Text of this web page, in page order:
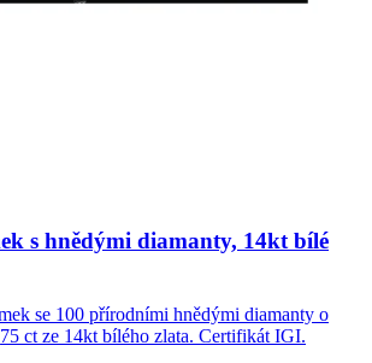
s hnědými diamanty, 14kt bílé
se 100 přírodními hnědými diamanty o
ct ze 14kt bílého zlata. Certifikát IGI.